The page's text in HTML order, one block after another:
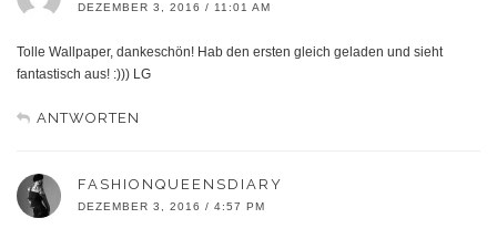
DEZEMBER 3, 2016 / 11:01 AM
Tolle Wallpaper, dankeschön! Hab den ersten gleich geladen und sieht
fantastisch aus! :))) LG
ANTWORTEN
FASHIONQUEENSDIARY
DEZEMBER 3, 2016 / 4:57 PM